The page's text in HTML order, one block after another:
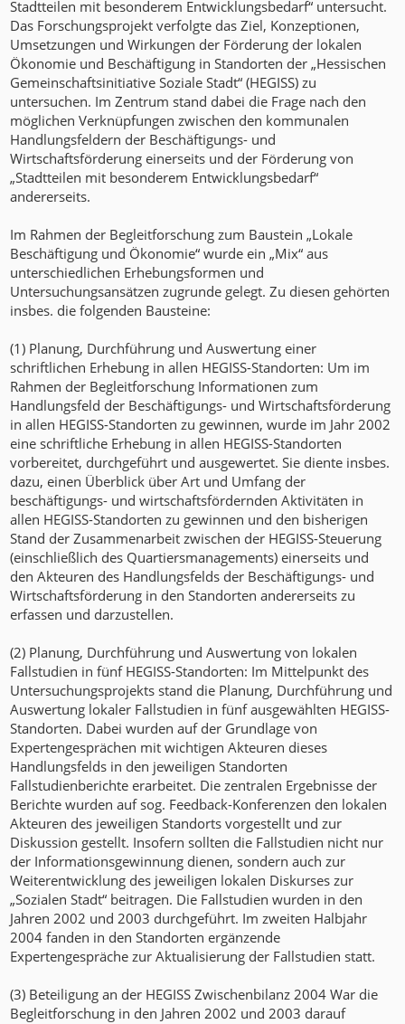
Stadtteilen mit besonderem Entwicklungsbedarf“ untersucht.
Das Forschungsprojekt verfolgte das Ziel, Konzeptionen,
Umsetzungen und Wirkungen der Förderung der lokalen
Ökonomie und Beschäftigung in Standorten der „Hessischen
Gemeinschaftsinitiative Soziale Stadt“ (HEGISS) zu
untersuchen. Im Zentrum stand dabei die Frage nach den
möglichen Verknüpfungen zwischen den kommunalen
Handlungsfeldern der Beschäftigungs- und
Wirtschaftsförderung einerseits und der Förderung von
„Stadtteilen mit besonderem Entwicklungsbedarf“
andererseits.
Im Rahmen der Begleitforschung zum Baustein „Lokale
Beschäftigung und Ökonomie“ wurde ein „Mix“ aus
unterschiedlichen Erhebungsformen und
Untersuchungsansätzen zugrunde gelegt. Zu diesen gehörten
insbes. die folgenden Bausteine:
(1) Planung, Durchführung und Auswertung einer
schriftlichen Erhebung in allen HEGISS-Standorten: Um im
Rahmen der Begleitforschung Informationen zum
Handlungsfeld der Beschäftigungs- und Wirtschaftsförderung
in allen HEGISS-Standorten zu gewinnen, wurde im Jahr 2002
eine schriftliche Erhebung in allen HEGISS-Standorten
vorbereitet, durchgeführt und ausgewertet. Sie diente insbes.
dazu, einen Überblick über Art und Umfang der
beschäftigungs- und wirtschaftsfördernden Aktivitäten in
allen HEGISS-Standorten zu gewinnen und den bisherigen
Stand der Zusammenarbeit zwischen der HEGISS-Steuerung
(einschließlich des Quartiersmanagements) einerseits und
den Akteuren des Handlungsfelds der Beschäftigungs- und
Wirtschaftsförderung in den Standorten andererseits zu
erfassen und darzustellen.
(2) Planung, Durchführung und Auswertung von lokalen
Fallstudien in fünf HEGISS-Standorten: Im Mittelpunkt des
Untersuchungsprojekts stand die Planung, Durchführung und
Auswertung lokaler Fallstudien in fünf ausgewählten HEGISS-
Standorten. Dabei wurden auf der Grundlage von
Expertengesprächen mit wichtigen Akteuren dieses
Handlungsfelds in den jeweiligen Standorten
Fallstudienberichte erarbeitet. Die zentralen Ergebnisse der
Berichte wurden auf sog. Feedback-Konferenzen den lokalen
Akteuren des jeweiligen Standorts vorgestellt und zur
Diskussion gestellt. Insofern sollten die Fallstudien nicht nur
der Informationsgewinnung dienen, sondern auch zur
Weiterentwicklung des jeweiligen lokalen Diskurses zur
„Sozialen Stadt“ beitragen. Die Fallstudien wurden in den
Jahren 2002 und 2003 durchgeführt. Im zweiten Halbjahr
2004 fanden in den Standorten ergänzende
Expertengespräche zur Aktualisierung der Fallstudien statt.
(3) Beteiligung an der HEGISS Zwischenbilanz 2004 War die
Begleitforschung in den Jahren 2002 und 2003 darauf